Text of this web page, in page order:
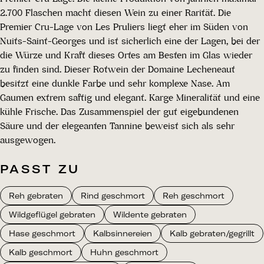
2.700 Flaschen macht diesen Wein zu einer Rarität. Die
Premier Cru-Lage von Les Pruliers liegt eher im Süden von
Nuits-Saint-Georges und ist sicherlich eine der Lagen, bei der
die Würze und Kraft dieses Ortes am Besten im Glas wieder
zu finden sind. Dieser Rotwein der Domaine Lecheneaut
besitzt eine dunkle Farbe und sehr komplexe Nase. Am
Gaumen extrem saftig und elegant. Karge Mineralität und eine
kühle Frische. Das Zusammenspiel der gut eigebundenen
Säure und der elegeanten Tannine beweist sich als sehr
ausgewogen.
PASST ZU
Reh gebraten Rind geschmort
Reh geschmort
Wildgeflügel gebraten
Wildente gebraten
Hase geschmort
Kalbsinnereien
Kalb gebraten/gegrillt
Kalb geschmort
Huhn geschmort